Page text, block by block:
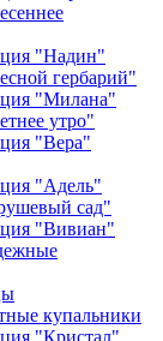
"Надин"
гербарий"
"Милана"
утро"
"Вера"
"Адель"
сад"
"Вивиан"
купальники
"Кристал"